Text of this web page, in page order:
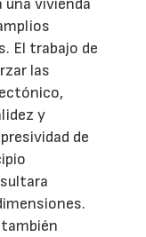
una vivienda
El trabajo de
las
y
de